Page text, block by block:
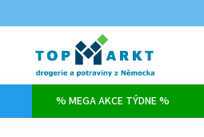
% MEGA AKCE TÝDNE %